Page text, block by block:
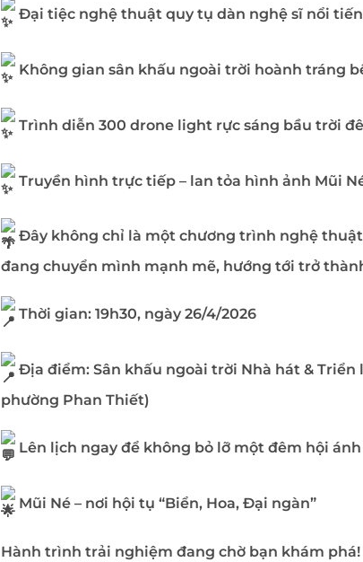
Đại tiệc nghệ thuật quy tụ dàn nghệ sĩ nổi
Không gian sân khấu ngoài trời hoành tráng
Trình diễn 300 drone light rực sáng bầu trời
Truyền hình trực tiếp – lan tỏa hình ảnh Mũi
Đây không chỉ là một chương trình nghệ
đang chuyển mình mạnh mẽ, hướng tới trở
Thời gian: 19h30, ngày 26/4/2026
Địa điểm: Sân khấu ngoài trời Nhà hát &
phường Phan Thiết)
Lên lịch ngay để không bỏ lỡ một đêm hội
Mũi Né – nơi hội tụ “Biển, Hoa, Đại ngàn”
Hành trình trải nghiệm đang chờ bạn khám phá!